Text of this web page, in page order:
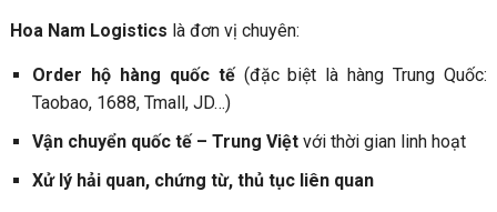
Hoa Nam Logistics là đơn vị chuyên:
Order hộ hàng quốc tế(đặc biệt là hàng Trung Quốc:
Taobao, 1688, Tmall, JD…)
Vận chuyển quốc tế – Trung Việtvới thời gian linh hoạt
Xử lý hải quan, chứng từ, thủ tục liên quan